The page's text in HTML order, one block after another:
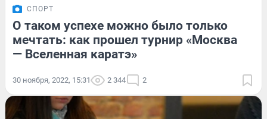
СПОРТ
О таком успехе можно было только
мечтать: как прошел турнир «Москва
— Вселенная каратэ»
30 ноября, 2022, 15:31 2 344 2